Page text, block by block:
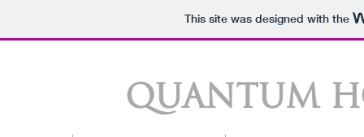
This site was designed with the
QUANTUM